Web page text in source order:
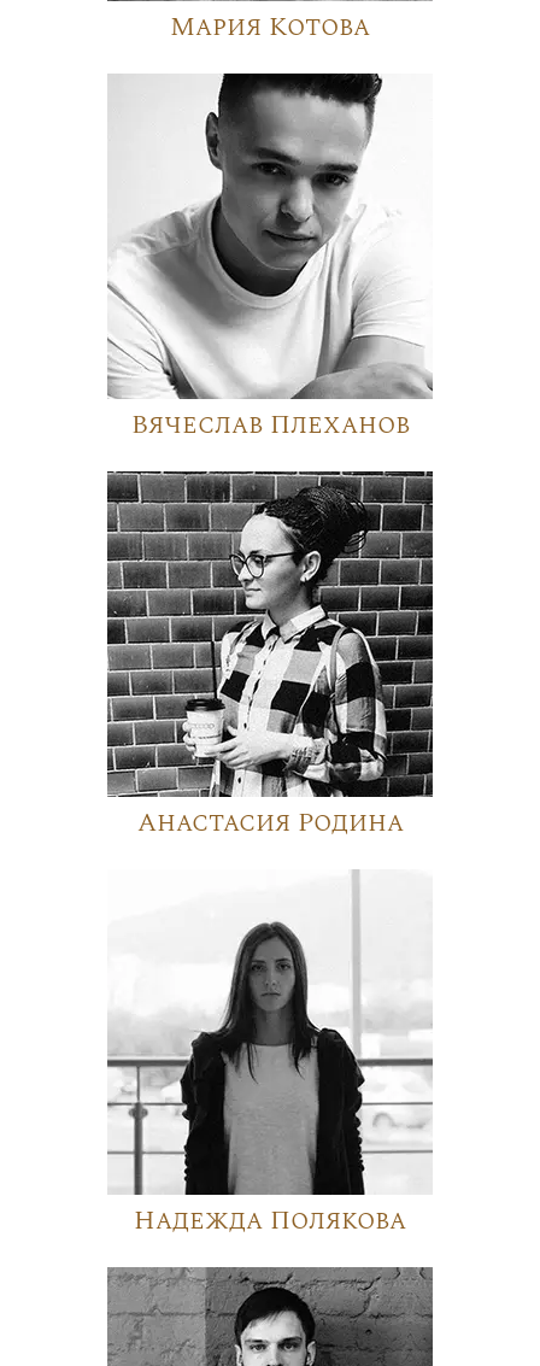
Мария Котова
Вячеслав Плеханов
Анастасия Родина
Надежда Полякова